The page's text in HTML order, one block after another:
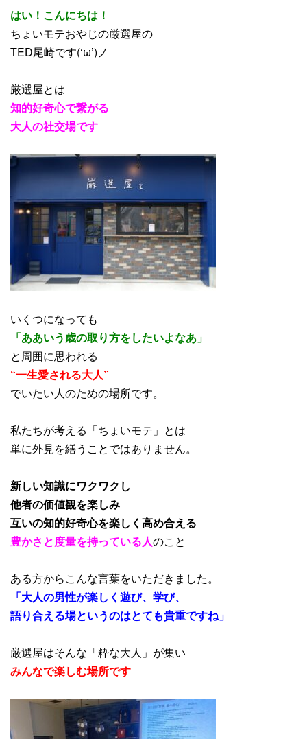
はい！こんにちは！
ちょいモテおやじの厳選屋の
TED尾崎です(‘ω’)ノ
厳選屋とは
知的好奇心で繋がる
大人の社交場です
いくつになっても
「ああいう歳の取り方をしたいよなあ」
と周囲に思われる
“一生愛される大人”
でいたい人のための場所です。
私たちが考える「ちょいモテ」とは
単に外見を繕うことではありません。
新しい知識にワクワクし
他者の価値観を楽しみ
互いの知的好奇心を楽しく高め合える
豊かさと度量を持っている人のこと
ある方からこんな言葉をいただきました。
「大人の男性が楽しく遊び、学び、
語り合える場というのはとても貴重ですね」
厳選屋はそんな「粋な大人」が集い
みんなで楽しむ場所です